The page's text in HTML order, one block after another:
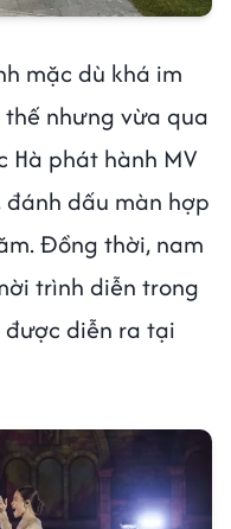
mặc dù khá im
nhưng vừa qua
Hà phát hành MV
đánh dấu màn hợp
Đồng thời, nam
trình diễn trong
được diễn ra tại